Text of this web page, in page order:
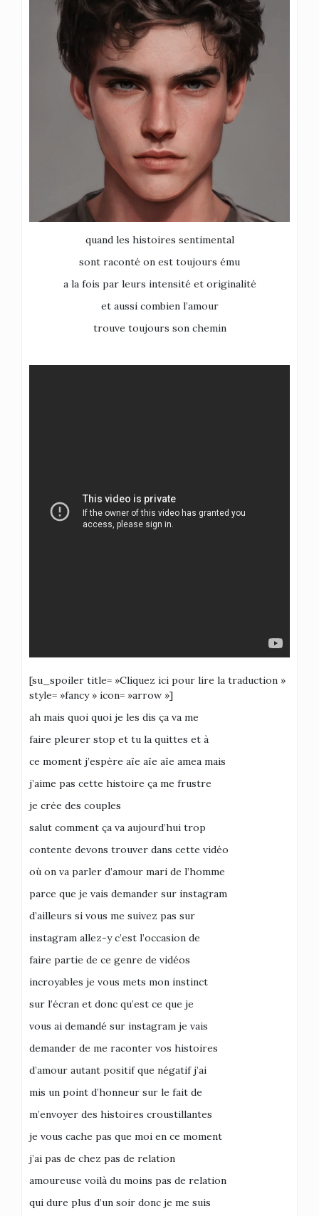
quand les histoires sentimental
sont raconté on est toujours ému
a la fois par leurs intensité et originalité
et aussi combien l’amour
trouve toujours son chemin
[su_spoiler title= »Cliquez ici pour lire la traduction »
style= »fancy » icon= »arrow »]
ah mais quoi quoi je les dis ça va me
faire pleurer stop et tu la quittes et à
ce moment j’espère aïe aïe aïe amea mais
j’aime pas cette histoire ça me frustre
je crée des couples
salut comment ça va aujourd’hui trop
contente devons trouver dans cette vidéo
où on va parler d’amour mari de l’homme
parce que je vais demander sur instagram
d’ailleurs si vous me suivez pas sur
instagram allez-y c’est l’occasion de
faire partie de ce genre de vidéos
incroyables je vous mets mon instinct
sur l’écran et donc qu’est ce que je
vous ai demandé sur instagram je vais
demander de me raconter vos histoires
d’amour autant positif que négatif j’ai
mis un point d’honneur sur le fait de
m’envoyer des histoires croustillantes
je vous cache pas que moi en ce moment
j’ai pas de chez pas de relation
amoureuse voilà du moins pas de relation
qui dure plus d’un soir donc je me suis